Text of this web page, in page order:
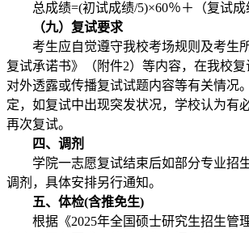
总成绩=(初试成绩/5)×60％＋（复试成
（九）复试要求
考生应自觉遵守我校考场规则及考生
复试承诺书》（附件2）等内容，在我校
对外透露或传播复试试题内容等有关情况
定，如复试中出现突发状况，学校认为有
再次复试。
四、调剂
学院一志愿复试结束后如部分专业招
调剂，具体安排另行通知。
五、体检(含推免生)
根据《2025年全国硕士研究生招生管